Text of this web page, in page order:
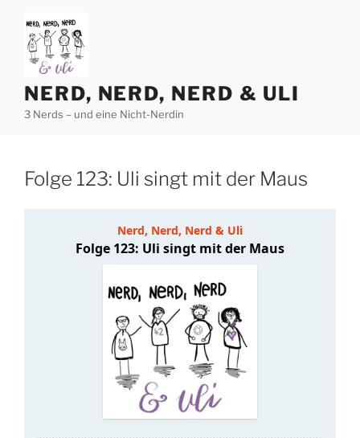
Inhalt
springen
NERD, NERD, NERD & ULI
3 Nerds – und eine Nicht-Nerdin
Folge 123: Uli singt mit der Maus